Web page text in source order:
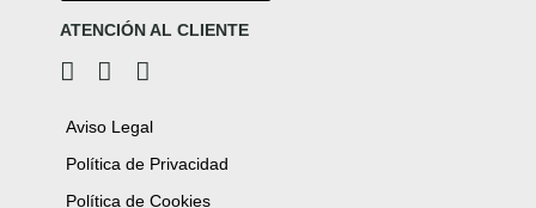
Aviso Legal
Política de Privacidad
Política de Cookies
ATENCIÓN AL CLIENTE